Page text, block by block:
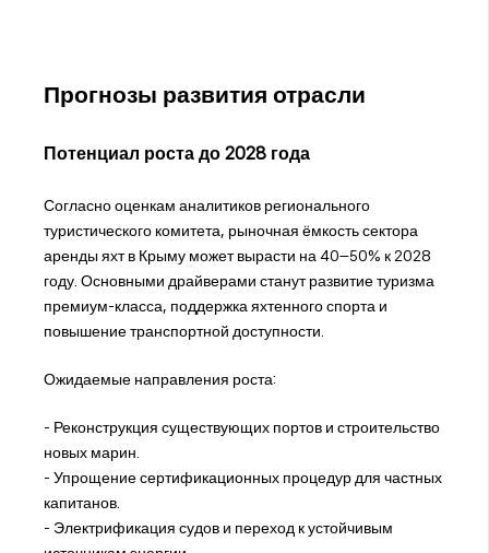
Прогнозы развития отрасли
Потенциал роста до 2028 года
Согласно оценкам аналитиков регионального
туристического комитета, рыночная ёмкость сектора
аренды яхт в Крыму может вырасти на 40–50% к 2028
году. Основными драйверами станут развитие туризма
премиум-класса, поддержка яхтенного спорта и
повышение транспортной доступности.
Ожидаемые направления роста:
- Реконструкция существующих портов и строительство
новых марин.
- Упрощение сертификационных процедур для частных
капитанов.
- Электрификация судов и переход к устойчивым